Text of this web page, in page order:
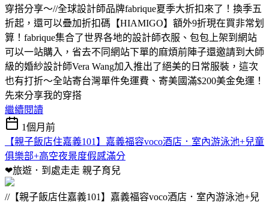
穿搭分享～//全球設計師品牌fabrique夏季大折扣來了！換季五
折起，還可以疊加折扣碼【HIAMIGO】額外9折現在買非常划
算！fabrique集合了世界各地的設計師衣服、包包上架到網站
可以一站購入，省去不同網站下單的麻煩前陣子還邀請到大師
級的婚紗設計師Vera Wang加入推出了絕美的日常服裝，這次
也有打折～全站寄台灣單件免運費、寄美國滿$200美金免運！
先來分享我的穿搭
繼續閱讀
1個月前
【親子飯店住嘉義101】嘉義福容voco酒店．室內游泳池+兒童
俱樂部+高空夜景度假感滿分
❤旅遊．到處走走 親子育兒
//【親子飯店住嘉義101】嘉義福容voco酒店．室內游泳池+兒